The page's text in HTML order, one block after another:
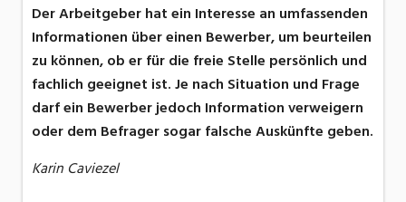
Der Arbeitgeber hat ein Interesse an umfassenden
Informationen über einen Bewerber, um beurteilen
zu können, ob er für die freie Stelle persönlich und
fachlich geeignet ist. Je nach Situation und Frage
darf ein Bewerber jedoch Information verweigern
oder dem Befrager sogar falsche Auskünfte geben.
Karin Caviezel